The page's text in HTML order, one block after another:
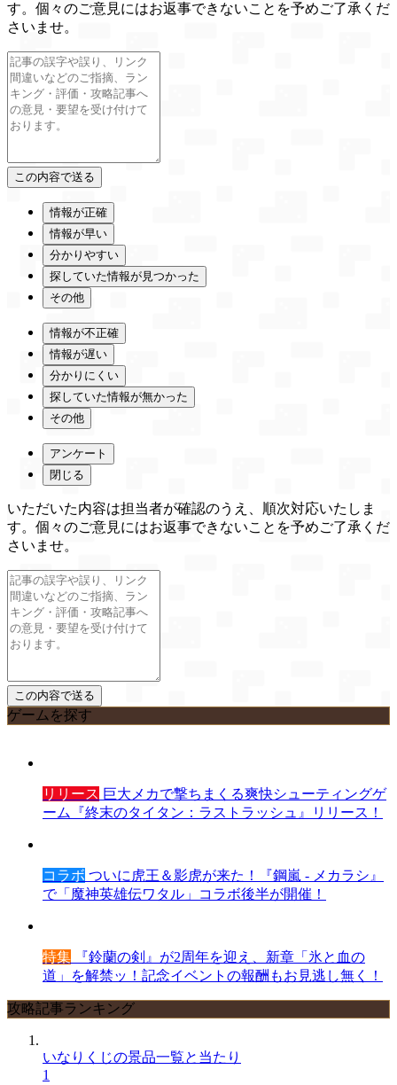
す。個々のご意見にはお返事できないことを予めご了承くだ
さいませ。
情報が正確
情報が早い
分かりやすい
探していた情報が見つかった
その他
情報が不正確
情報が遅い
分かりにくい
探していた情報が無かった
その他
アンケート
閉じる
いただいた内容は担当者が確認のうえ、順次対応いたしま
す。個々のご意見にはお返事できないことを予めご了承くだ
さいませ。
ゲームを探す
リリース 巨大メカで撃ちまくる爽快シューティングゲ
ーム『終末のタイタン：ラストラッシュ』リリース！
コラボ ついに虎王＆影虎が来た！『鋼嵐 - メカラシ』
で「魔神英雄伝ワタル」コラボ後半が開催！
特集 『鈴蘭の剣』が2周年を迎え、新章「氷と血の
道」を解禁ッ！記念イベントの報酬もお見逃し無く！
攻略記事ランキング
いなりくじの景品一覧と当たり
1